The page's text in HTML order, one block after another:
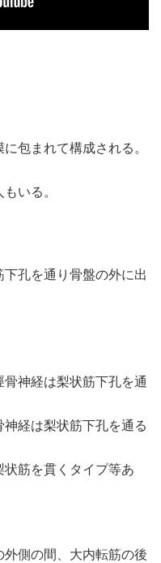
包まれて構成される。
いる。
孔を通り骨盤の外に出
骨神経は梨状筋下孔を通
神経は梨状筋下孔を通る
状筋を貫くタイプ等あ
側の間、大内転筋の後